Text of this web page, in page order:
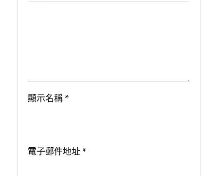
顯示名稱 *
電子郵件地址 *